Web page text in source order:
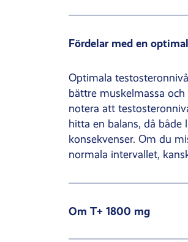
Fördelar med en
Optimala
bättre muskelmassa
notera att
hitta en balans, då
konsekvenser. Om du
normala intervallet,
Om T+ 1800 mg